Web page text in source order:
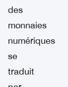
des
monnaies
numériques
se
traduit